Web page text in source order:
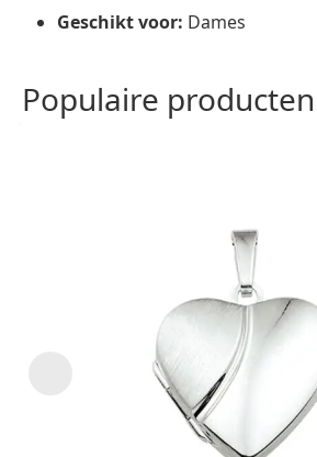
Geschikt voor: Dames
Populaire producten